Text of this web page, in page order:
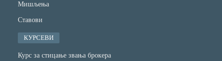
Мишљења
Ставови
КУРСЕВИ
Курс за стицање звања брокера